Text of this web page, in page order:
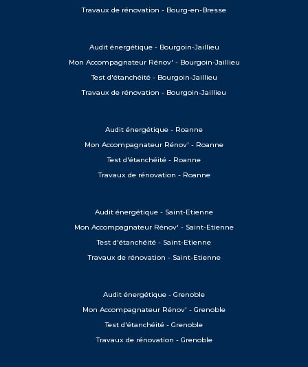
Travaux de rénovation - Bourg-en-Bresse
Audit énergétique - Bourgoin-Jaillieu
Mon Accompagnateur Rénov' - Bourgoin-Jaillieu
Test d'étanchéité - Bourgoin-Jaillieu
Travaux de rénovation - Bourgoin-Jaillieu
Audit énergétique - Roanne
Mon Accompagnateur Rénov' - Roanne
Test d'étanchéité - Roanne
Travaux de rénovation - Roanne
Audit énergétique - Saint-Etienne
Mon Accompagnateur Rénov' - Saint-Etienne
Test d'étanchéité - Saint-Etienne
Travaux de rénovation - Saint-Etienne
Audit énergétique - Grenoble
Mon Accompagnateur Rénov' - Grenoble
Test d'étanchéité - Grenoble
Travaux de rénovation - Grenoble